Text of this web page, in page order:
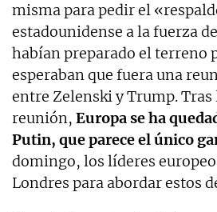
misma para pedir el
estadounidense a la fuerza
habían preparado el terreno
esperaban que fuera una
entre Zelenski y Trump. Tras
reunión, Europa se ha
Putin, que parece el único
domingo, los líderes
Londres para abordar estos